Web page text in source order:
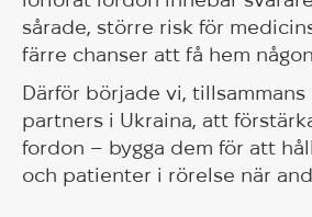
sårade, större risk för
färre chanser att få hem
Därför började vi, tillsammans
partners i Ukraina, att
fordon – bygga dem för att
och patienter i rörelse när